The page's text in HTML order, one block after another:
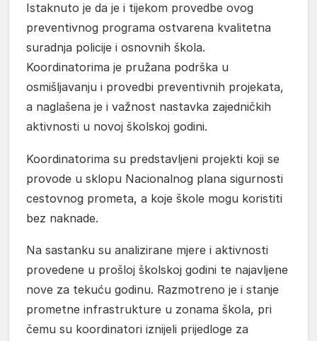
Istaknuto je da je i tijekom provedbe ovog
preventivnog programa ostvarena kvalitetna
suradnja policije i osnovnih škola.
Koordinatorima je pružana podrška u
osmišljavanju i provedbi preventivnih projekata,
a naglašena je i važnost nastavka zajedničkih
aktivnosti u novoj školskoj godini.
Koordinatorima su predstavljeni projekti koji se
provode u sklopu Nacionalnog plana sigurnosti
cestovnog prometa, a koje škole mogu koristiti
bez naknade.
Na sastanku su analizirane mjere i aktivnosti
provedene u prošloj školskoj godini te najavljene
nove za tekuću godinu. Razmotreno je i stanje
prometne infrastrukture u zonama škola, pri
čemu su koordinatori iznijeli prijedloge za